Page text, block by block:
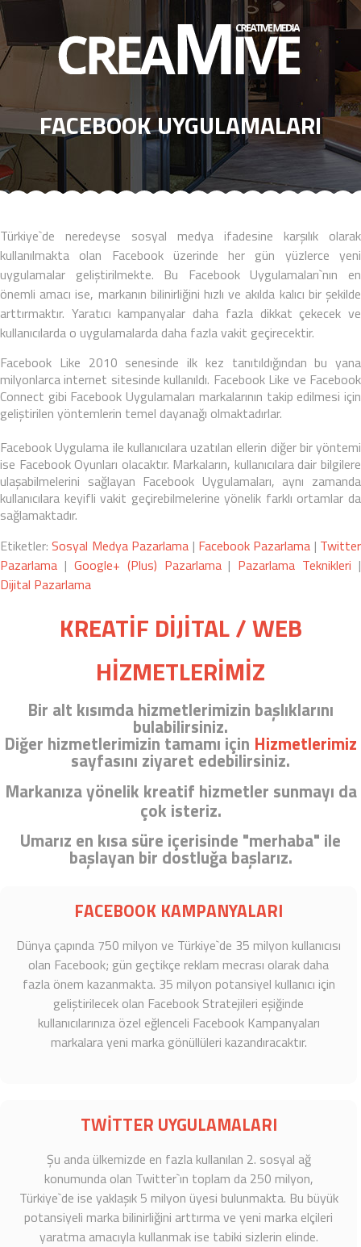
HAKKIMIZDA
MARKALARIMIZ
BLOG
İLETİŞİM
FACEBOOK UYGULAMALARI
Türkiye`de neredeyse sosyal medya ifadesine karşılık olarak
kullanılmakta olan Facebook üzerinde her gün yüzlerce yeni
uygulamalar geliştirilmekte. Bu Facebook Uygulamaları`nın en
önemli amacı ise, markanın bilinirliğini hızlı ve akılda kalıcı bir şekilde
arttırmaktır. Yaratıcı kampanyalar daha fazla dikkat çekecek ve
kullanıcılarda o uygulamalarda daha fazla vakit geçirecektir.
Facebook Like 2010 senesinde ilk kez tanıtıldığından bu yana
milyonlarca internet sitesinde kullanıldı. Facebook Like ve Facebook
Connect gibi Facebook Uygulamaları markalarının takip edilmesi için
geliştirilen yöntemlerin temel dayanağı olmaktadırlar.
Facebook Uygulama ile kullanıcılara uzatılan ellerin diğer bir yöntemi
ise Facebook Oyunları olacaktır. Markaların, kullanıcılara dair bilgilere
ulaşabilmelerini sağlayan Facebook Uygulamaları, aynı zamanda
kullanıcılara keyifli vakit geçirebilmelerine yönelik farklı ortamlar da
sağlamaktadır.
Etiketler:Sosyal Medya Pazarlama | Facebook Pazarlama | Twitter
Pazarlama | Google+ (Plus) Pazarlama| Pazarlama Teknikleri |
Dijital Pazarlama
KREATİF DİJİTAL / WEB
HİZMETLERİMİZ
Bir alt kısımda hizmetlerimizin başlıklarını
bulabilirsiniz.
Diğer hizmetlerimizin tamamı için Hizmetlerimiz
sayfasını ziyaret edebilirsiniz.
Markanıza yönelik kreatif hizmetler sunmayı da
çok isteriz.
Umarız en kısa süre içerisinde "merhaba" ile
başlayan bir dostluğa başlarız.
FACEBOOK KAMPANYALARI
Dünya çapında 750 milyon ve Türkiye`de 35 milyon kullanıcısı
olan Facebook; gün geçtikçe reklam mecrası olarak daha
fazla önem kazanmakta. 35 milyon potansiyel kullanıcı için
geliştirilecek olan Facebook Stratejileri eşiğinde
kullanıcılarınıza özel eğlenceli Facebook Kampanyaları
markalara yeni marka gönüllüleri kazandıracaktır.
TWİTTER UYGULAMALARI
Şu anda ülkemizde en fazla kullanılan 2. sosyal ağ
konumunda olan Twitter`ın toplam da 250 milyon,
Türkiye`de ise yaklaşık 5 milyon üyesi bulunmakta. Bu büyük
potansiyeli marka bilinirliğini arttırma ve yeni marka elçileri
yaratma amacıyla kullanmak ise tabiki sizlerin elinde.